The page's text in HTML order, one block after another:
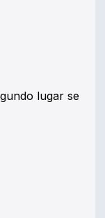
lugar se